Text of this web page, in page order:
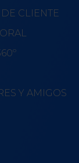
DE CLIENTE
Y AMIGOS